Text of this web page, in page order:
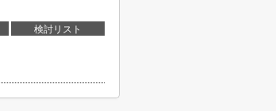
検討リスト